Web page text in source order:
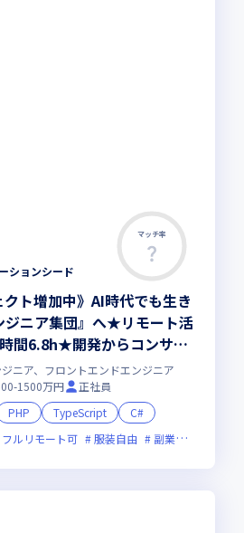
マッチ率
ションシード
クト増加中》AI時代でも生き
ジニア集団』へ★リモート活
間6.8h★開発からコンサル
でキャリアを作りたいあな
境です！
ニア、フロントエンドエンジニア
1500万円
正社員
PHP TypeScript
C#
フルリモート可 服装自由 副業可